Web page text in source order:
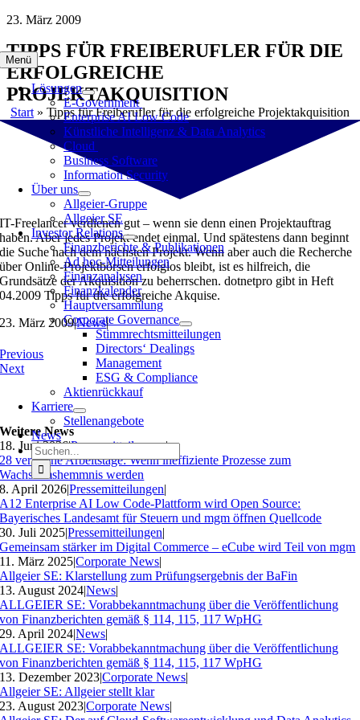
Zum
springen
Menü
Lösungen
E-Government
Enterprise AI Low Code
Künstliche Intelligenz & Data Analytics
Cloud
Business Software
Information Security
Über uns
Allgeier-Gruppe
Allgeier SE
Investor Relations
Finanzberichte & Publikationen
Ad hoc-Mitteilungen
Finanzanalysen
Finanzkalender
Hauptversammlung
Corporate Governance
Stimmrechtsmitteilungen
Directors‘ Dealings
Management
ESG & Compliance
Aktienrückkauf
Karriere
Stellenangebote
News
Suche
nach:
23. März 2009
TIPPS FÜR FREIBERUFLER FÜR DIE
ERFOLGREICHE
PROJEKTAKQUISITION
Start » Tipps für Freiberufler für die erfolgreiche Projektakquisition
IT-Freelancer verdienen gut – wenn sie denn einen Projektauftrag
haben. Aber jedes Projekt endet einmal. Und spätestens dann beginnt
die Suche nach dem nächsten Projekt. Wenn aber auch die Recherche
über Online-Projektbörsen erfolglos bleibt, ist es hilfreich, die
Grundsätze der Akquisition zu beherrschen. dotnetpro gibt in Heft
04.2009 Tipps für die erfolgreiche Akquise.
23. März 2009|News|
Previous
Next
Weitere News
18. Juni 2026|Pressemitteilungen|
28 verlorene Arbeitstage: Wenn ineffiziente Prozesse zum
Wachstumshemmnis werden
8. April 2026|Pressemitteilungen|
A12 Enterprise AI Low Code-Plattform wird Open Source:
Bayerisches Landesamt für Steuern und mgm öffnen Quellcode
30. Juli 2025|Pressemitteilungen|
Gemeinsam stärker im Digital Commerce – eCube wird Teil von mgm
11. März 2025|Corporate News|
Allgeier SE: Klarstellung zum Prüfungsergebnis der BaFin
13. August 2024|News|
ALLGEIER SE: Vorabbekanntmachung über die Veröffentlichung
von Finanzberichten gemäß § 114, 115, 117 WpHG
29. April 2024|News|
ALLGEIER SE: Vorabbekanntmachung über die Veröffentlichung
von Finanzberichten gemäß § 114, 115, 117 WpHG
13. Dezember 2023|Corporate News|
Allgeier SE: Allgeier stellt klar
23. August 2023|Corporate News|